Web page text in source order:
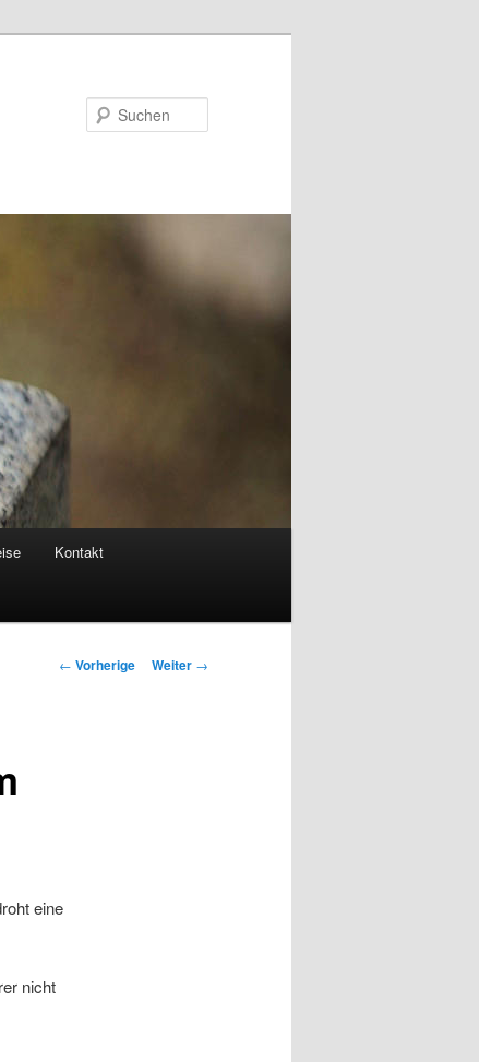
Kontakt
Beitrags-
← Vorherige Weiter →
eine
nicht